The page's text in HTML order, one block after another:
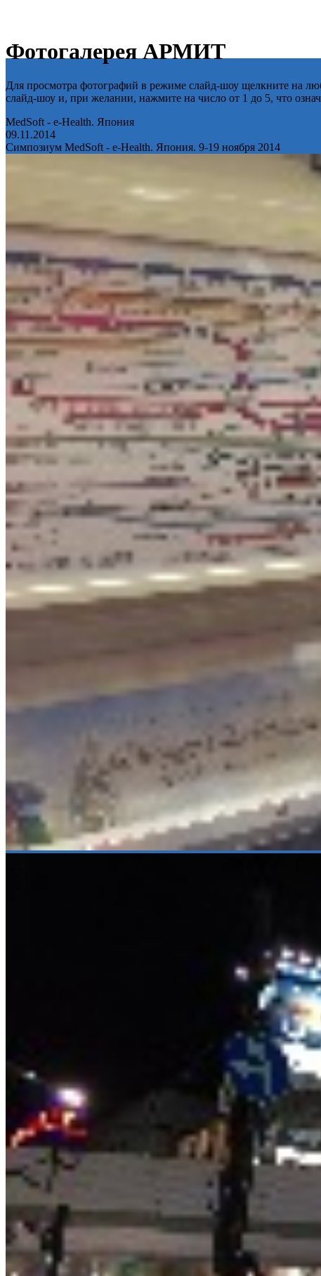
Фотогалерея АРМИТ
Для просмотра фотографий в режиме слайд-шоу щелкните на
слайд-шоу и, при желании, нажмите на число от 1 до 5, что
MedSoft - e-Health. Япония
09.11.2014
Симпозиум MedSoft - e-Health. Япония. 9-19 ноября 2014